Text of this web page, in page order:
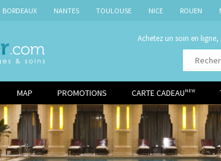
BORDEAUX NANTES TOULOUSE NICE ROUEN
Achetez un soin en
MAP PROMOTIONS CARTE CADEAU NEW